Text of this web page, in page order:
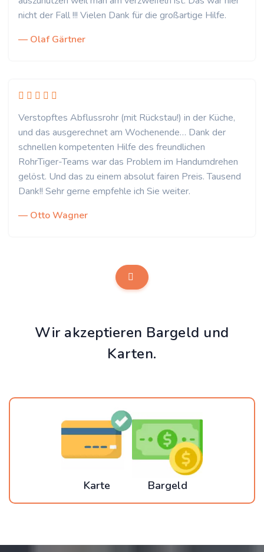
nicht der Fall !!! Vielen Dank für die großartige Hilfe.
— Olaf Gärtner
Verstopftes Abflussrohr (mit Rückstau!) in der Küche,
und das ausgerechnet am Wochenende… Dank der
schnellen kompetenten Hilfe des freundlichen
RohrTiger-Teams war das Problem im Handumdrehen
gelöst. Und das zu einem absolut fairen Preis. Tausend
Dank!! Sehr gerne empfehle ich Sie weiter.
— Otto Wagner
Wir akzeptieren Bargeld und
Karten.
Karte Bargeld